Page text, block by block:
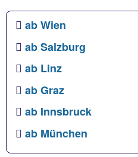
ab Wien
ab Salzburg
ab Linz
ab Graz
ab Innsbruck
ab München